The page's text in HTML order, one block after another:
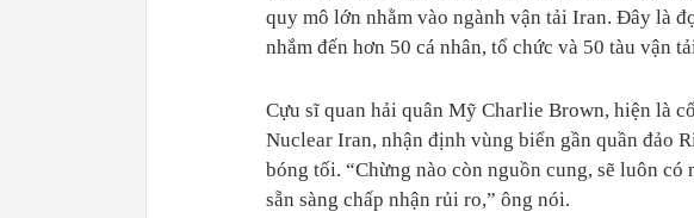
quy mô lớn nhằm vào ngành vận tải Iran. Đây là
nhắm đến hơn 50 cá nhân, tổ chức và 50 tàu vận
Cựu sĩ quan hải quân Mỹ Charlie Brown, hiện là
Nuclear Iran, nhận định vùng biển gần quần đảo
bóng tối. “Chừng nào còn nguồn cung, sẽ luôn có
sẵn sàng chấp nhận rủi ro,” ông nói.